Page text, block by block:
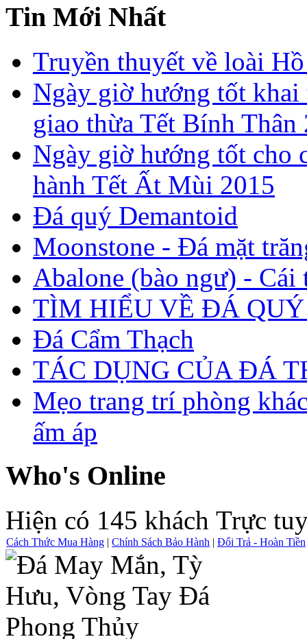
Tin Mới Nhất
Truyền thuyết về loài
Ngày giờ hướng tốt
giao thừa Tết Bính Thân
Ngày giờ hướng tốt cho
hành Tết Ất Mùi 2015
Đá quý Demantoid
Moonstone - Đá mặt
Abalone (bào ngư) - Cái
TÌM HIỂU VỀ ĐÁ QUÝ
Đá Cẩm Thạch
TÁC DỤNG CỦA ĐÁ
Mẹo trang trí phòng
ấm áp
Who's Online
Hiện có 145 khách Trực
Cách Thức Mua Hàng | Chính Sách Bảo Hành | Đổi Trả - Hoàn Tiền